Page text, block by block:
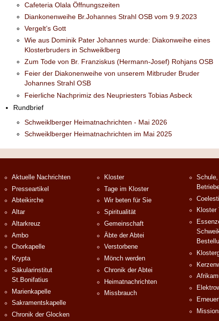
Cafeteria Olala Öffnungszeiten
Diankonenweihe Br.Johannes Strahl OSB vom 9.9.2023
Vergelt’s Gott
Wie aus Dominik Pater Johannes wurde: Diakonweihe eines
Klosterbruders in Schweiklberg
Zum Tode von Br. Franziskus (Hermann-Josef) Rohjans OSB
Feier der Diakonenweihe von unserem Mitbruder Bruder
Johannes Strahl OSB
Feierliche Nachprimiz des Neupriesters Tobias Asbeck
Rundbrief
Schweiklberger Heimatnachrichten - Mai 2026
Schweiklberger Heimatnachrichten im Mai 2025
Aktuelle Nachrichten
Presseartikel
Abteikirche
Altar
Altarkreuz
Ambo
Chorkapelle
Krypta
Säkularinstitut
St.Bonifatius
Marienkapelle
Sakramentskapelle
Chronik der Glocken
Kloster
Tage im Kloster
Wir beten für Sie
Spiritualität
Gemeinschaft
Äbte der Abtei
Verstorbene
Mönch werden
Chronik der Abtei
Heimatnachrichten
Missbrauch
Kloster